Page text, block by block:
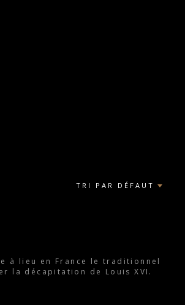
TRI PAR DÉFAUT
à lieu en France le traditionnel
la décapitation de Louis XVI.